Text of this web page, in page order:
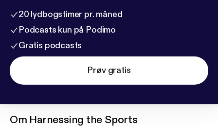
20 lydbogstimer pr. måned
Podcasts kun på Podimo
Gratis podcasts
Prøv gratis
Om Harnessing the Sports